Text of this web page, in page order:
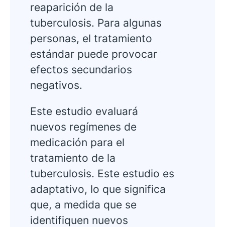
reaparición de la
tuberculosis. Para algunas
personas, el tratamiento
estándar puede provocar
efectos secundarios
negativos.
Este estudio evaluará
nuevos regímenes de
medicación para el
tratamiento de la
tuberculosis. Este estudio es
adaptativo, lo que significa
que, a medida que se
identifiquen nuevos